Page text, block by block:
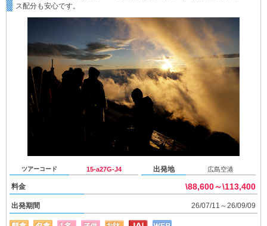
ス配分も安心です。
ツアーコード 15-a27G-J4 出発地 広島空港
料金 \88,600～\113,400
出発期間 26/07/11～26/09/09